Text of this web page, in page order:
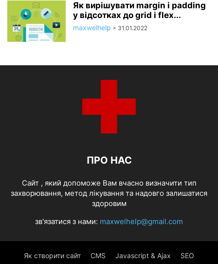
Як вирішувати margin і padding
у відсотках до grid і flex...
maxwelhelp - 31.01.2022
ПРО НАС
Cайт , який допоможе Вам вчасно визначити тип
захворювання, метод лікування та надовго залишатися
здоровим
зв'язатися з нами: maxwelhelp@gmail.com
Як створити сайт CMS Javascript & Ajax SEO